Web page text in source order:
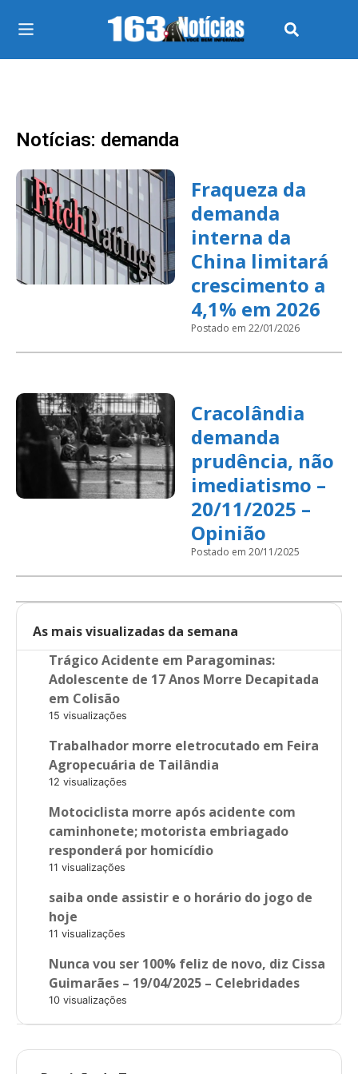
Notícias: demanda
Fraqueza da
demanda
interna da
China limitará
crescimento a
4,1% em 2026
Postado em 22/01/2026
Cracolândia
demanda
prudência, não
imediatismo –
20/11/2025 –
Opinião
Postado em 20/11/2025
As mais visualizadas da semana
Trágico Acidente em Paragominas:
Adolescente de 17 Anos Morre Decapitada
em Colisão
15 visualizações
Trabalhador morre eletrocutado em Feira
Agropecuária de Tailândia
12 visualizações
Motociclista morre após acidente com
caminhonete; motorista embriagado
responderá por homicídio
11 visualizações
saiba onde assistir e o horário do jogo de
hoje
11 visualizações
Nunca vou ser 100% feliz de novo, diz Cissa
Guimarães – 19/04/2025 – Celebridades
10 visualizações